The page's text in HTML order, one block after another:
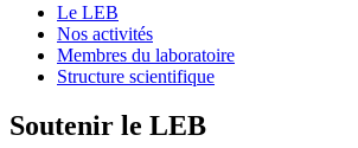
Le LEB
Nos activités
Membres du laboratoire
Structure scientifique
Soutenir le LEB